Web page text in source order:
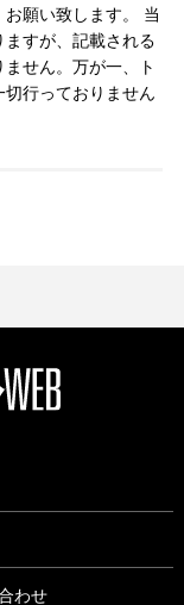
願い致します。 当
すが、記載される
せん。万が一、ト
行っておりません
わせ